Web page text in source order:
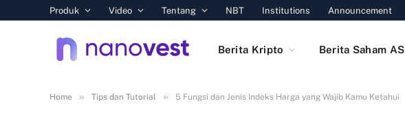
Produk Video Tentang NBT Institutions Announcement
Berita Kripto Berita Saham AS
Home » Tips dan Tutorial » 5 Fungsi dan Jenis Indeks Harga yang Wajib Kamu Ketahui